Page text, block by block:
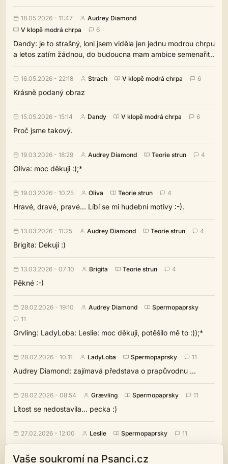
18.05.2026 - 11:47
Audrey Diamond
V klopě modrá chrpa
6
Dandy: je to strašný, loni jsem viděla jen jednu modrou chrpu
a letos zatím žádnou, do budoucna mam ambice semenařit..
16.05.2026 - 22:18 Strach V klopě modrá chrpa 6
Krásně podaný obraz
15.05.2026 - 15:14 Dandy V klopě modrá chrpa 6
Proč jsme takový.
19.03.2026 - 18:29 Audrey Diamond Teorie strun 4
Oliva: moc děkuji :);*
19.03.2026 - 10:25 Oliva Teorie strun 4
Hravé, dravé, pravé... Líbí se mi hudební motivy :-).
13.03.2026 - 11:25 Audrey Diamond Teorie strun 4
Brigita: Dekuji :)
13.03.2026 - 07:10 Brigita Teorie strun 4
Pěkné :-)
28.02.2026 - 19:10 Audrey Diamond
Spermopaprsky
11
Grvling: LadyLoba: Leslie: moc děkuji, potěšilo mě to :));*
28.02.2026 - 10:11 LadyLoba Spermopaprsky 11
Audrey Diamond: zajímavá představa o prapůvodnu ...
28.02.2026 - 08:54 Grævling Spermopaprsky 11
Lítost se nedostavila... pecka :)
27.02.2026 - 12:00 Leslie Spermopaprsky 11
Výborná, bavila mě moc. Je plná neotřelých obratů a
asociací a ty obrazy mi úplně tekly před očima, to mám
Vaše soukromí na Psanci.cz